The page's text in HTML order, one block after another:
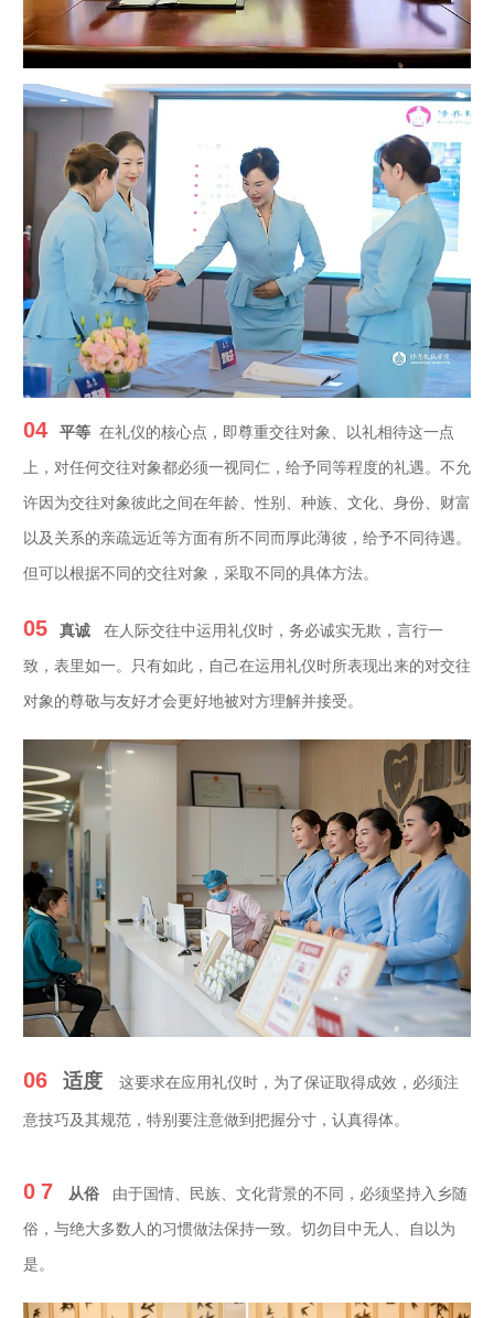
04 平等 在礼仪的核心点，即尊重交往对象、以礼相待这一点
上，对任何交往对象都必须一视同仁，给予同等程度的礼遇。不允
许因为交往对象彼此之间在年龄、性别、种族、文化、身份、财富
以及关系的亲疏远近等方面有所不同而厚此薄彼，给予不同待遇。
但可以根据不同的交往对象，采取不同的具体方法。
05 真诚 在人际交往中运用礼仪时，务必诚实无欺，言行一
致，表里如一。只有如此，自己在运用礼仪时所表现出来的对交往
对象的尊敬与友好才会更好地被对方理解并接受。
06 适度 这要求在应用礼仪时，为了保证取得成效，必须注
意技巧及其规范，特别要注意做到把握分寸，认真得体。
0 7 从俗 由于国情、民族、文化背景的不同，必须坚持入乡随
俗，与绝大多数人的习惯做法保持一致。切勿目中无人、自以为
是。